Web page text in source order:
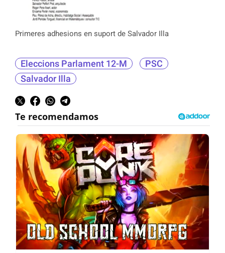
Primeres adhesions en suport de Salvador Illa
Eleccions Parlament 12-M
PSC
Salvador Illa